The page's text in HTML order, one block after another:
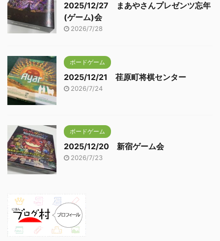
2025/12/27 まあやさんプレゼンツ忘年
(ゲーム)会
2026/7/28
ボードゲーム
2025/12/21 荏原町将棋センター
2026/7/24
ボードゲーム
2025/12/20 新宿ゲーム会
2026/7/23